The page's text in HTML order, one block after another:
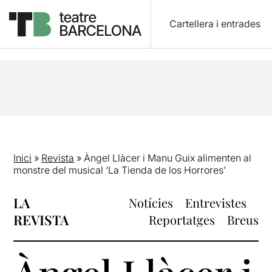
Cartellera i entrades
Inici » Revista »Àngel Llàcer i Manu Guix alimenten al
monstre del musical ‘La Tienda de los Horrores’
LA
REVISTA
Notícies
Entrevistes
Reportatges
Breus